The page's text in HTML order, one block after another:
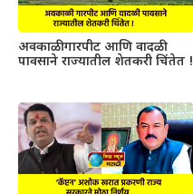
अवकाळी गारपीट आणि वादळी
पावसाने राज्यातील शेतकरी चिंतेत !